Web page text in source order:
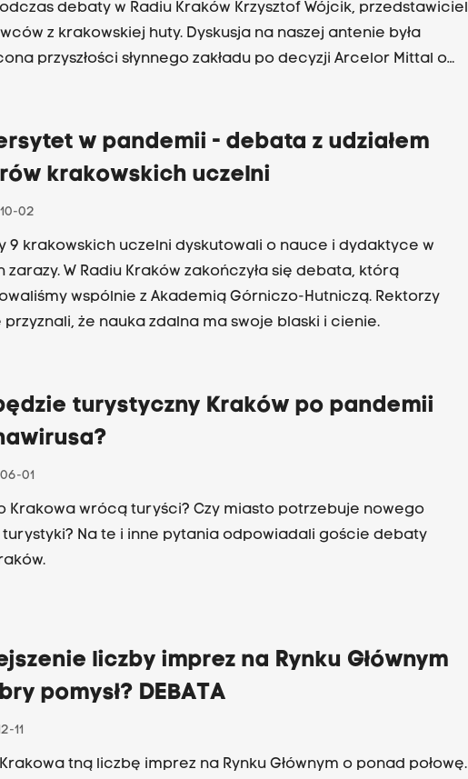
debaty w Radiu Kraków Krzysztof Wójcik, przedstawiciel
z krakowskiej huty. Dyskusja na naszej antenie była
przyszłości słynnego zakładu po decyzji Arcelor Mittal o
w pandemii - debata z udziałem
krakowskich uczelni
02
9 krakowskich uczelni dyskutowali o nauce i dydaktyce w
zarazy. W Radiu Kraków zakończyła się debata, którą
wspólnie z Akademią Górniczo-Hutniczą. Rektorzy
przyznali, że nauka zdalna ma swoje blaski i cienie.
turystyczny Kraków po pandemii
01
Krakowa wrócą turyści? Czy miasto potrzebuje nowego
Na te i inne pytania odpowiadali goście debaty
liczby imprez na Rynku Głównym
pomysł? DEBATA
11
Krakowa tną liczbę imprez na Rynku Głównym o ponad połowę.